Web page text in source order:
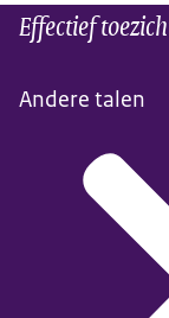
Effectief
Andere talen